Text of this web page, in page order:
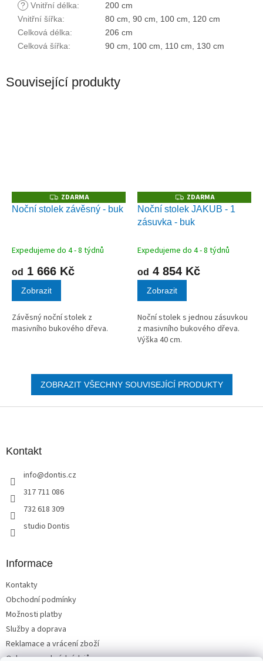
? Vnitřní délka:
200 cm
Vnitřní šířka:
80 cm, 90 cm, 100 cm, 120 cm
Celková délka:
206 cm
Celková šířka: 90 cm, 100 cm, 110 cm, 130 cm
Související produkty
Z
D
A
ZDARMA
Noční stolek závěsný - buk
Expedujeme do 4 - 8 týdnů
od 1 666 Kč
Zobrazit
Závěsný noční stolek z
masivního bukového dřeva.
Z
D
A
R
ZDARMA
Noční stolek JAKUB - 1
zásuvka - buk
Expedujeme do 4 - 8 týdnů
od 4 854 Kč
Zobrazit
Noční stolek s jednou zásuvkou
z masivního bukového dřeva.
Výška 40 cm.
ZOBRAZIT VŠECHNY SOUVISEJÍCÍ PRODUKTY
Kontakt
info@dontis.cz
317 711 086
732 618 309
studio Dontis
Informace
Kontakty
Obchodní podmínky
Možnosti platby
Služby a doprava
Reklamace a vrácení zboží